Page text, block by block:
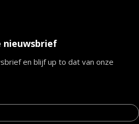
nieuwsbrief
en blijf up to dat van onze